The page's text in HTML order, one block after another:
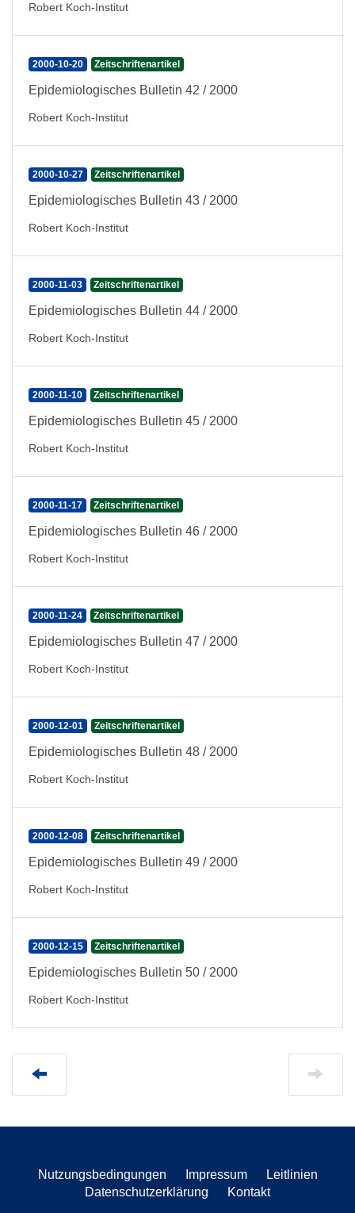
Robert Koch-Institut
2000-10-20 Zeitschriftenartikel
Epidemiologisches Bulletin 42 / 2000
Robert Koch-Institut
2000-10-27 Zeitschriftenartikel
Epidemiologisches Bulletin 43 / 2000
Robert Koch-Institut
2000-11-03 Zeitschriftenartikel
Epidemiologisches Bulletin 44 / 2000
Robert Koch-Institut
2000-11-10 Zeitschriftenartikel
Epidemiologisches Bulletin 45 / 2000
Robert Koch-Institut
2000-11-17 Zeitschriftenartikel
Epidemiologisches Bulletin 46 / 2000
Robert Koch-Institut
2000-11-24 Zeitschriftenartikel
Epidemiologisches Bulletin 47 / 2000
Robert Koch-Institut
2000-12-01 Zeitschriftenartikel
Epidemiologisches Bulletin 48 / 2000
Robert Koch-Institut
2000-12-08 Zeitschriftenartikel
Epidemiologisches Bulletin 49 / 2000
Robert Koch-Institut
2000-12-15 Zeitschriftenartikel
Epidemiologisches Bulletin 50 / 2000
Robert Koch-Institut
Nutzungsbedingungen Impressum
Leitlinien
Datenschutzerklärung
Kontakt